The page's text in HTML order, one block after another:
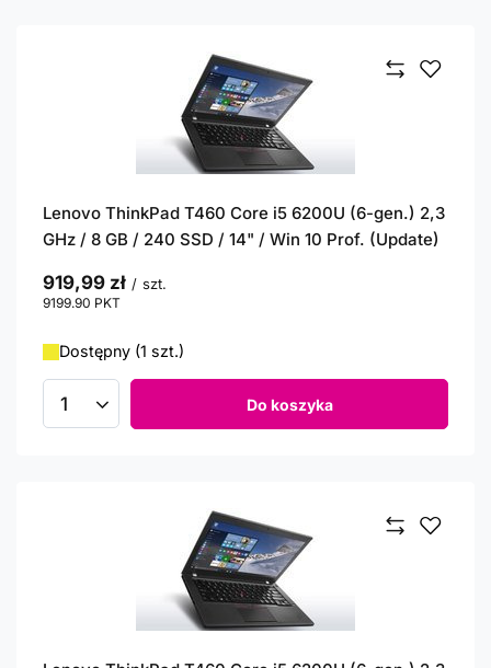
Lenovo ThinkPad T460 Core i5 6200U (6-gen.) 2,3
GHz / 8 GB / 240 SSD / 14" / Win 10 Prof. (Update)
919,99 zł / szt.
9199.90 PKT
Dostępny (1 szt.)
Ilość produktów Do koszyka